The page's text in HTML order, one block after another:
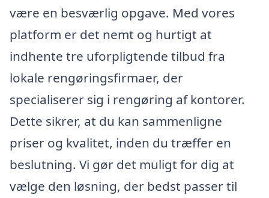
være en besværlig opgave. Med vores
platform er det nemt og hurtigt at
indhente tre uforpligtende tilbud fra
lokale rengøringsfirmaer, der
specialiserer sig i rengøring af kontorer.
Dette sikrer, at du kan sammenligne
priser og kvalitet, inden du træffer en
beslutning. Vi gør det muligt for dig at
vælge den løsning, der bedst passer til